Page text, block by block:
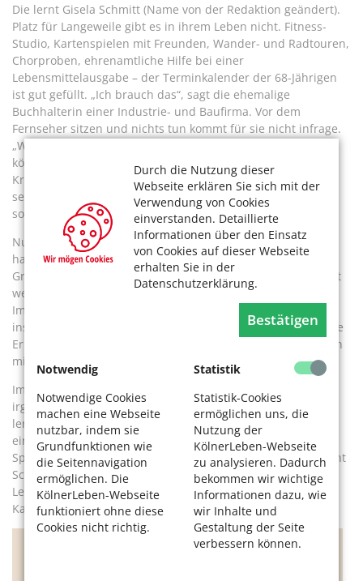
Durch die Nutzung dieser
Webseite erklären Sie sich mit der
Verwendung von Cookies
einverstanden. Detaillierte
Informationen über den Einsatz
von Cookies auf dieser Webseite
erhalten Sie in der
Datenschutzerklärung.
Bestätigen
Notwendig
Notwendige Cookies
machen eine Webseite
nutzbar, indem sie
Grundfunktionen wie
die Seitennavigation
ermöglichen. Die
KölnerLeben-Webseite
funktioniert ohne diese
Cookies nicht richtig.
Statistik
Statistik-Cookies
ermöglichen uns, die
Nutzung der
KölnerLeben-Webseite
zu analysieren. Dadurch
bekommen wir wichtige
Informationen dazu, wie
wir Inhalte und
Gestaltung der Seite
verbessern können.
Die lernt Gisela Schmitt (Name von der Redaktion geändert).
Platz für Langeweile gibt es in ihrem Leben nicht. Fitness-
Studio, Kartenspielen mit Freunden, Wander- und Radtouren,
Chorproben, ehrenamtliche Hilfe bei einer
Lebensmittelausgabe – der Terminkalender der 68-Jährigen
ist gut gefüllt. „Ich brauch das“, sagt die ehemalige
Buchhalterin einer Industrie- und Baufirma. Vor dem
Fernseher sitzen und nichts tun kommt für sie nicht infrage.
„Wer rastet, der rostet“, lautet ihre Devise. Das ist nicht nur
körperlich gemeint, sondern auch geistig. Sudoku,
Kreuzworträtsel oder Puzzle helfen ihr, auch im Kopf fit zu
sein. Wichtig sind ihr in diesem Zusammenhang auch die
sozialen Kontakte.
Nun ist noch eine neue Sprache dazugekommen. Denn: Sie
hat einen netten Mann kennengelernt. Das ist auch der
Grund, warum sie nicht mit ihrem richtigen Namen genannt
werden will. „Sonst tratschen die Leute immer so“, sagt sie.
Im Supermarkt seien sie in der Obst- und Gemüseabteilung
ins Gespräch gekommen. Ihr fiel sein leichter Akzent auf. Die
Erklärung: Er stammt aus Spanien, ist aber der Arbeit wegen
mit der Familie vor über dreißig Jahren in Köln gelandet.
Immer wieder rückte die Sprache in den Mittelpunkt. Und
irgendwann reifte bei Schmitt der Entschluss, Spanisch zu
lernen. Bei der Volkshochschule Köln absolvierte sie zuerst
einen Einsteigerkurs, jetzt besucht sie eine private
Sprachschule. Zu Hause heißt es Vokabeln lernen. Das macht
Schmitt klassisch mit Karteikarten. Ihre Enkel haben ihr ein
Lernprogramm auf das Smartphone geladen. „Doch mit den
Karten klappt es irgendwie besser“, erzählt sie.
Bildung schützt oder ist auch eine